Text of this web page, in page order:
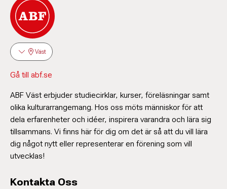
Väst
Gå till abf.se
ABF Väst erbjuder studiecirklar, kurser, föreläsningar samt
olika kulturarrangemang. Hos oss möts människor för att
dela erfarenheter och idéer, inspirera varandra och lära sig
tillsammans. Vi finns här för dig om det är så att du vill lära
dig något nytt eller representerar en förening som vill
utvecklas!
Kontakta Oss